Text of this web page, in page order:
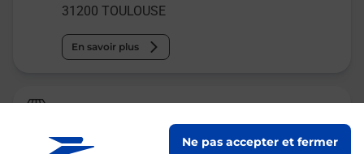
Ne pas accepter et fermer
31200 TOULOUSE
En savoir plus
Relais Pickup
SAHARA GLOW